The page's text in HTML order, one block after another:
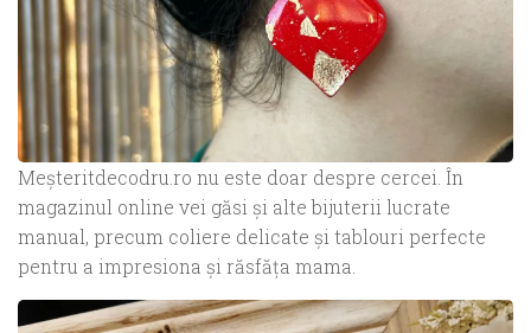
Meșteritdecodru.ro nu este doar despre cercei. În
magazinul online vei găsi și alte bijuterii lucrate
manual, precum coliere delicate și tablouri perfecte
pentru a impresiona și răsfăța mama.